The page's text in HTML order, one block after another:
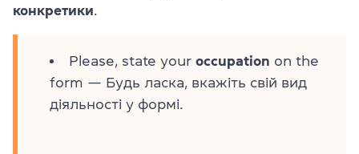
конкретики.
Please, state your occupation on the
form — Будь ласка, вкажіть свій вид
діяльності у формі.